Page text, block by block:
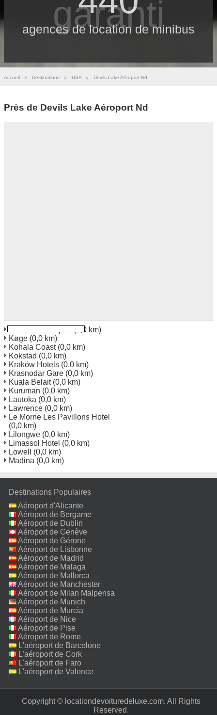
agences de location de minibus
garanti
Accueil » Destinations » USA » Devils Lake Aéroport Nd
Près de Devils Lake Aéroport Nd
Knoxville Aéroport(0,0 km)
Køge (0,0 km)
Kohala Coast(0,0 km)
Kokstad (0,0 km)
Kraków Hotels (0,0 km)
Krasnodar Gare (0,0 km)
Kuala Belait(0,0 km)
Kuruman (0,0 km)
Lautoka (0,0 km)
Lawrence (0,0 km)
Le Morne Les Pavillons Hotel
(0,0 km)
Lilongwe (0,0 km)
Limassol Hotel (0,0 km)
Lowell
(0,0 km)
Madina (0,0 km)
Destinations Populaires
Aéroport d'Alicante
Aéroport de Bergame
Aéroport de Dublin
Aéroport de Genève
Aéroport de Gérone
Aéroport de Lisbonne
Aéroport de Madrid
Aéroport de Malaga
Aéroport de Mallorca
Aéroport de Manchester
Aéroport de Milan Malpensa
Aéroport de Munich
Aéroport de Murcia
Aéroport de Nice
Aéroport de Pise
Aéroport de Rome
Fiumicino
L'aéroport de Barcelone
L'aéroport de Cork
L'aéroport de Faro
L'aéroport de Valence
Copyright © locationdevoituredeluxe.com. All Rights
Reserved.‎